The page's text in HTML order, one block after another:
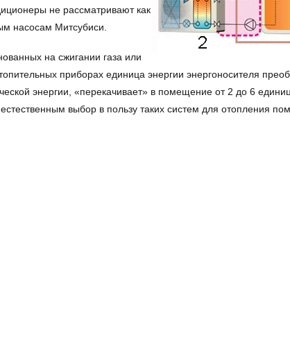
не рассматривают как
насосам Митсубиси.
на сжигании газа или
приборах единица энергии энергоносителя
энергии, «перекачивает» в помещение от 2 до 6
выбор в пользу таких систем для отопления